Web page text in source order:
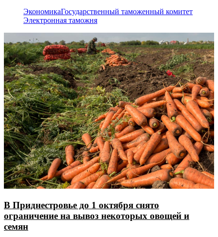
ЭкономикаГосударственный таможенный комитет
Электронная таможня
В Приднестровье до 1 октября снято
ограничение на вывоз некоторых овощей и
семян